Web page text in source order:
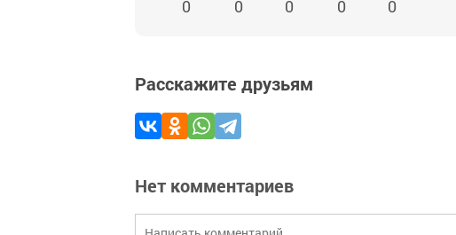
0 0 0 0 0
Расскажите друзьям
Нет комментариев